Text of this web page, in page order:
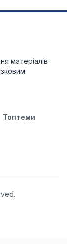
матеріалів
Топтеми